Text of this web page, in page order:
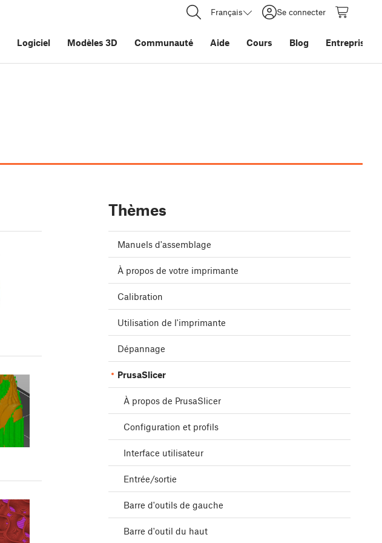
Français Se connecter
Logiciel Modèles 3D Communauté Aide Cours Blog Entreprise
Thèmes
Manuels d'assemblage
À propos de votre imprimante
Calibration
Utilisation de l'imprimante
Dépannage
PrusaSlicer
À propos de PrusaSlicer
Configuration et profils
Interface utilisateur
Entrée/sortie
Barre d'outils de gauche
Barre d'outil du haut